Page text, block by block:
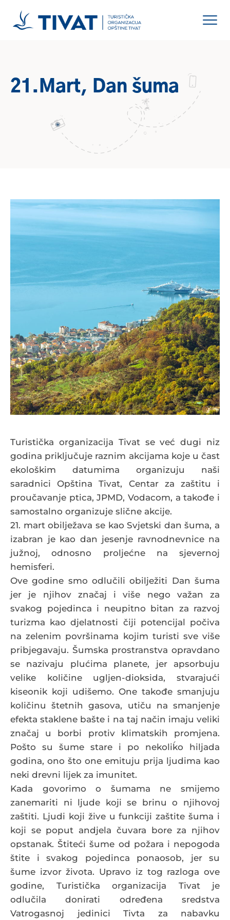
21.Mart, Dan šuma
Turistička organizacija Tivat se već dugi niz
godina priključuje raznim akcijama koje u čast
ekološkim datumima organizuju naši
saradnici Opština Tivat, Centar za zaštitu i
proučavanje ptica, JPMD, Vodacom, a takođe i
samostalno organizuje slične akcije.
21. mart obilježava se kao Svjetski dan šuma, a
izabran je kao dan jesenje ravnodnevnice na
južnoj, odnosno proljećne na sjevernoj
hemisferi.
Ove godine smo odlučili obilježiti Dan šuma
jer je njihov značaj i više nego važan za
svakog pojedinca i neupitno bitan za razvoj
turizma kao djelatnosti čiji potencijal počiva
na zelenim površinama kojim turisti sve više
pribjegavaju. Šumska prostranstva opravdano
se nazivaju plućima planete, jer apsorbuju
velike količine ugljen-dioksida, stvarajući
kiseonik koji udišemo. One takođe smanjuju
količinu štetnih gasova, utiču na smanjenje
efekta staklene bašte i na taj način imaju veliki
značaj u borbi protiv klimatskih promjena.
Pošto su šume stare i po nekoliḱo hiljada
godina, ono što one emituju prija ljudima kao
neki drevni lijek za imunitet.
Kada govorimo o šumama ne smijemo
zanemariti ni ljude koji se brinu o njihovoj
zaštiti. Ljudi koji žive u funkciji zaštite šuma i
koji se poput andjela čuvara bore za njihov
opstanak. Štiteći šume od požara i nepogoda
štite i svakog pojedinca ponaosob, jer su
šume izvor života. Upravo iz tog razloga ove
godine, Turistička organizacija Tivat je
odlučila donirati određena sredstva
Vatrogasnoj jedinici Tivta za nabavku